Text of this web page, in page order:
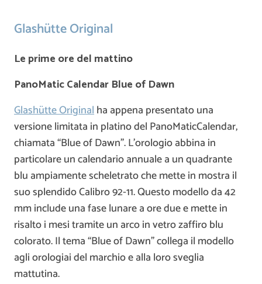
Glashütte Original
Le prime ore del mattino
PanoMatic Calendar Blue of Dawn
Glashütte Originalha appena presentato una
versione limitata in platino del PanoMaticCalendar,
chiamata “Blue of Dawn”. L’orologio abbina in
particolare un calendario annuale a un quadrante
blu ampiamente scheletrato che mette in mostra il
suo splendido Calibro 92-11. Questo modello da 42
mm include una fase lunare a ore due e mette in
risalto i mesi tramite un arco in vetro zaffiro blu
colorato. Il tema “Blue of Dawn” collega il modello
agli orologiai del marchio e alla loro sveglia
mattutina.